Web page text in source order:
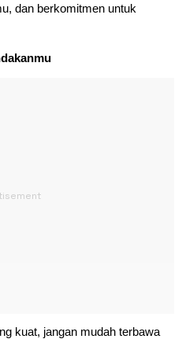
dan berkomitmen untuk
kuat, jangan mudah terbawa